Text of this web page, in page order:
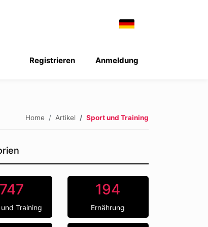
Anmeldung
Registrieren
Home Artikel Sport und Training
747
Training
194
Ernährung